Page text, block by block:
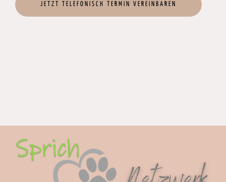
JETZT TELEFONISCH TERMIN VEREINBAREN